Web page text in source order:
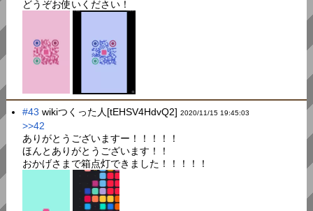
どうぞお使いください！
#43 wikiつくった人[tEHSV4HdvQ2]2020/11/15 19:45:03
>>42
ありがとうございますー！！！！！
ほんとありがとうございます！！
おかげさまで箱点灯できました！！！！！